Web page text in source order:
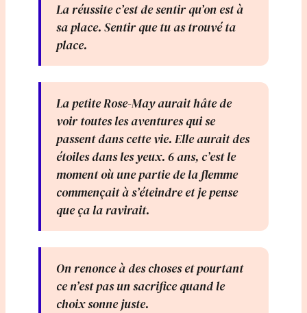
La réussite c’est de sentir qu’on est à
sa place. Sentir que tu as trouvé ta
place.
La petite Rose-May aurait hâte de
voir toutes les aventures qui se
passent dans cette vie. Elle aurait des
étoiles dans les yeux. 6 ans, c’est le
moment où une partie de la flemme
commençait à s’éteindre et je pense
que ça la ravirait.
On renonce à des choses et pourtant
ce n’est pas un sacrifice quand le
choix sonne juste.